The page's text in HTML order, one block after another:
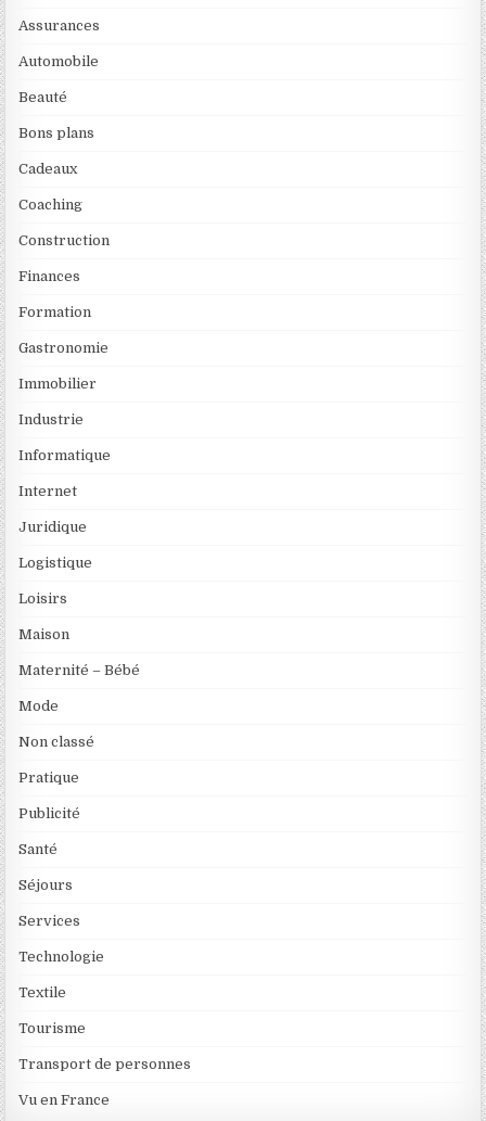
Assurances
Automobile
Beauté
Bons plans
Cadeaux
Coaching
Construction
Finances
Formation
Gastronomie
Immobilier
Industrie
Informatique
Internet
Juridique
Logistique
Loisirs
Maison
Maternité – Bébé
Mode
Non classé
Pratique
Publicité
Santé
Séjours
Services
Technologie
Textile
Tourisme
Transport de personnes
Vu en France